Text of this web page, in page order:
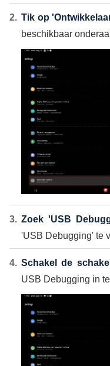
Tik op
beschikbaar
Zoek 'USB
'USB Debugging' te
Schakel de
USB Debugging in